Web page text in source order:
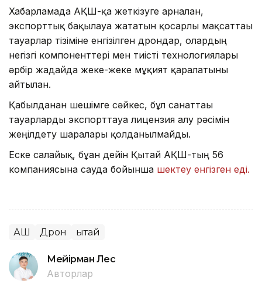
Хабарламада АҚШ-қа жеткізуге арналған,
экспорттық бақылауға жататын қосарлы мақсаттағы
тауарлар тізіміне енгізілген дрондар, олардың
негізгі компоненттері мен тиісті технологиялары
әрбір жағдайда жеке-жеке мұқият қаралатыны
айтылған.
Қабылданған шешімге сәйкес, бұл санаттағы
тауарларды экспорттауға лицензия алу рәсімін
жеңілдету шаралары қолданылмайды.
Еске салайық, бұған дейін Қытай АҚШ-тың 56
компаниясына сауда бойынша шектеу енгізген еді.
АҚШ Дрон Қытай
Мейірман Лес
Авторлар